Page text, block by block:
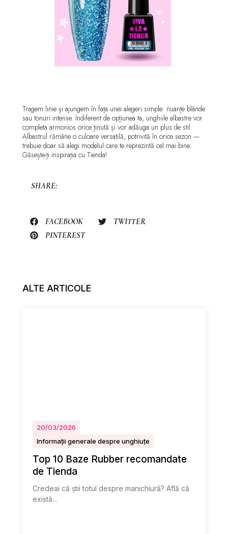
Tragem linie și ajungem în fața unei alegeri simple: nuanțe blânde
sau tonuri intense. Indiferent de opțiunea ta, unghiile albastre vor
completa armonios orice ținută și vor adăuga un plus de stil.
Albastrul rămâne o culoare versatilă, potrivită în orice sezon —
trebuie doar să alegi modelul care te reprezintă cel mai bine.
Găsește-ți inspirația cu Tienda!
SHARE:
FACEBOOK
TWITTER
PINTEREST
ALTE ARTICOLE
20/03/2026
Informații generale despre unghiuțe
Top 10 Baze Rubber recomandate
de Tienda
Credeai că știi totul despre manichiură? Află că
există...